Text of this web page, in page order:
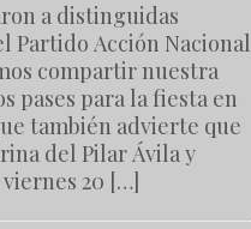
a distinguidas
Partido Acción Nacional
compartir nuestra
pases para la fiesta en
también advierte que
del Pilar Ávila y
20 […]